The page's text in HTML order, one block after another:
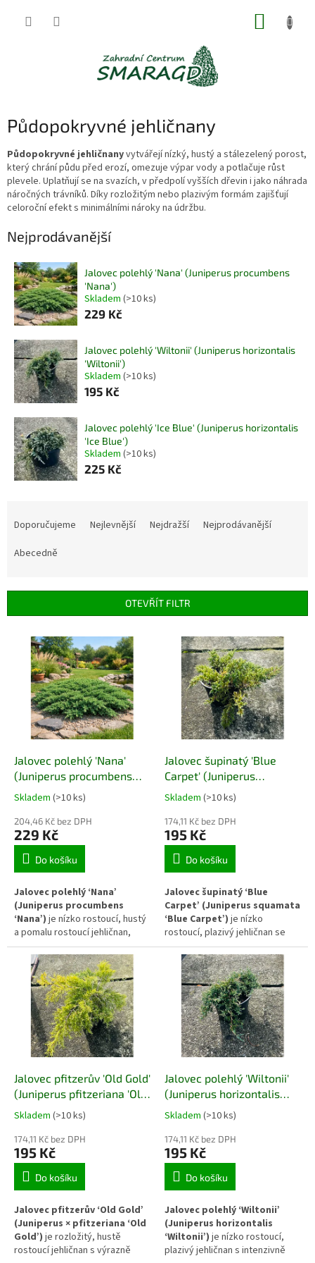
Půdopokryvné jehličnany
Půdopokryvné jehličnanyvytvářejí nízký, hustý a stálezelený porost,
který chrání půdu před erozí, omezuje výpar vody a potlačuje růst
plevele. Uplatňují se na svazích, v předpolí vyšších dřevin i jako náhrada
náročných trávníků. Díky rozložitým nebo plazivým formám zajišťují
celoroční efekt s minimálními nároky na údržbu.
Nejprodávanější
Jalovec polehlý 'Nana' (Juniperus procumbens
'Nana')
Skladem (>10 ks)
229 Kč
Jalovec polehlý 'Wiltonii' (Juniperus horizontalis
'Wiltonii')
Skladem (>10 ks)
195 Kč
Jalovec polehlý 'Ice Blue' (Juniperus horizontalis
'Ice Blue')
Skladem (>10 ks)
225 Kč
r
Doporučujeme Nejlevnější Nejdražší
Nejprodávanější
Abecedně
OTEVŘÍT FILTR
Jalovec polehlý 'Nana'
(Juniperus procumbens
'Nana')
Skladem (>10 ks)
204,46 Kč bez DPH
229 Kč
Do košíku
Jalovec polehlý ‘Nana’
(Juniperus procumbens
‘Nana’) je nízko rostoucí, hustý
a pomalu rostoucí jehličnan,
který vytváří souvislý
kobercovitý porost. Díky
kompaktnímu habitu a vysoké
odolnosti se uplatňuje jako
spolehlivá půdopokryvná
dřevina do zahrad, skalek i
nádob.
Jalovec šupinatý 'Blue
Carpet' (Juniperus
squamata 'Blue Carpet')
Skladem (>10 ks)
174,11 Kč bez DPH
195 Kč
Do košíku
Jalovec šupinatý ‘Blue
Carpet’ (Juniperus squamata
‘Blue Carpet’) je nízko
rostoucí, plazivý jehličnan se
stříbřitě modrým olistěním.
Vytváří hustý půdopokryvný
koberec, který stabilizuje půdu
a výrazně zvýrazňuje suché a
slunné části zahrady.
Jalovec pfitzerův 'Old Gold'
(Juniperus pfitzeriana 'Old
Gold')
Skladem (>10 ks)
174,11 Kč bez DPH
195 Kč
Do košíku
Jalovec pfitzerův ‘Old Gold’
(Juniperus × pfitzeriana ‘Old
Gold’) je rozložitý, hustě
rostoucí jehličnan s výrazně
Jalovec polehlý 'Wiltonii'
(Juniperus horizontalis
'Wiltonii')
Skladem (>10 ks)
174,11 Kč bez DPH
195 Kč
Do košíku
Jalovec polehlý ‘Wiltonii’
(Juniperus horizontalis
‘Wiltonii’) je nízko rostoucí,
plazivý jehličnan s intenzivně